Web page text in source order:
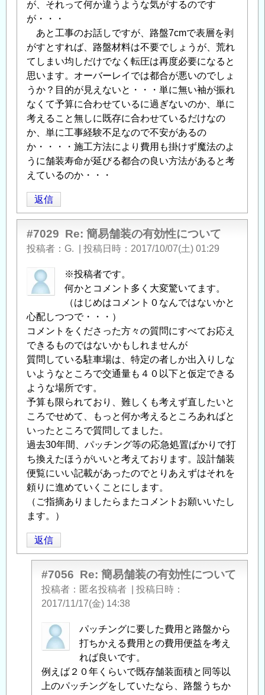
が、それって何か違うような気がするのです
が・・・
あと工事のお話しですが、路盤7cmで表層を剥
がすとすれば、路盤材料は不要でしょうが、荒れ
てしまい均しだけでなく転圧は再度必要になると
思います。オーバーレイでは都合が悪いのでしょ
うか？目的が見えないと・・・単に無い袖が振れ
なくて予算に合わせているに過ぎないのか、単に
考えること無しに既存に合わせているだけなの
か、単に工事経験不足なので不安があるの
か・・・・施工方法により費用も掛けず魔法のよ
うに舗装寿命が延びる都合の良い方法があると考
えているのか・・・
返信
#7029 Re: 簡易舗装の有効性について
投稿者 G. 投稿日時 2017/10/07(土) 01:29
※投稿者です。
何かとコメント多く大変驚いてます。
（はじめはコメント０なんではないかと
心配しつつで・・・）
コメントをくださった方々の質問にすべてお応え
できるものではないかもしれませんが
質問している駐車場は、特定の者しか出入りしな
いようなところで交通量も４０以下と仮定できる
ような場所です。
予算も限られており、難しくも考えず直したいと
ころでせめて、もっと何か考えるところあればと
いったところで質問してました。
過去30年間、パッチング等の応急処置ばかりで打
ち換えたほうがいいと考えております。設計舗装
便覧にいい記載があったのでとりあえずはそれを
頼りに進めていくことにします。
（ご指摘ありましたらまたコメントお願いいたし
ます。）
返信
#7056 Re: 簡易舗装の有効性について
投稿者 匿名投稿者
投稿日時
2017/11/17(金) 14:38
gonsan
に
る
「Re:
パッチングに要した費用と路盤から
打ちかえる費用との費用便益を考え
れば良いです。
例えば２０年くらいで既存舗装面積と同等以
上のパッチングをしていたなら、路盤うちか